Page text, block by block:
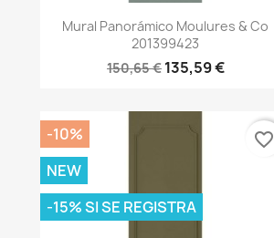
Vista rápida
Mural Panorámico Moulures & Co
201399423
150,65 € 135,59 €
-10%
NEW
-15% SI SE REGISTRA
favorite_border